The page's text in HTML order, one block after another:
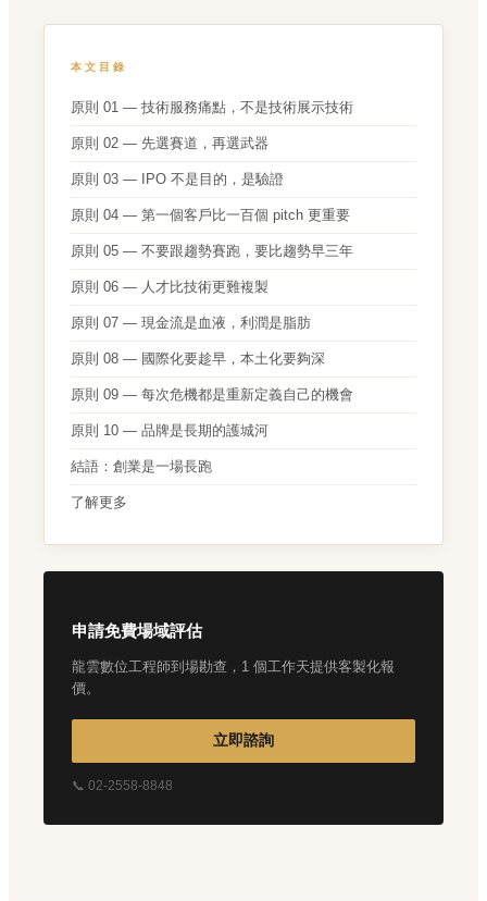
本文目錄
原則 01 — 技術服務痛點，不是技術展示技術
原則 02 — 先選賽道，再選武器
原則 03 — IPO 不是目的，是驗證
原則 04 — 第一個客戶比一百個 pitch 更重要
原則 05 — 不要跟趨勢賽跑，要比趨勢早三年
原則 06 — 人才比技術更難複製
原則 07 — 現金流是血液，利潤是脂肪
原則 08 — 國際化要趁早，本土化要夠深
原則 09 — 每次危機都是重新定義自己的機會
原則 10 — 品牌是長期的護城河
結語：創業是一場長跑
了解更多
申請免費場域評估
龍雲數位工程師到場勘查，1 個工作天提供客製化報
價。
立即諮詢
📞 02-2558-8848